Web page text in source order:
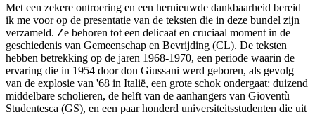
Met een zekere ontroering en een hernieuwde dankbaarheid bereid
ik me voor op de presentatie van de teksten die in deze bundel zijn
verzameld. Ze behoren tot een delicaat en cruciaal moment in de
geschiedenis van Gemeenschap en Bevrijding (CL). De teksten
hebben betrekking op de jaren 1968-1970, een periode waarin de
ervaring die in 1954 door don Giussani werd geboren, als gevolg
van de explosie van '68 in Italië, een grote schok ondergaat: duizend
middelbare scholieren, de helft van de aanhangers van Gioventù
Studentesca (GS), en een paar honderd universiteitsstudenten die uit